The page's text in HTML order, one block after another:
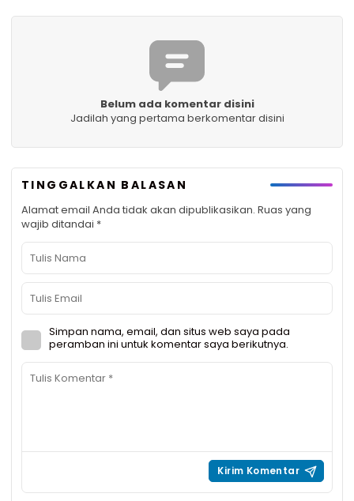
Belum ada komentar disini
Jadilah yang pertama berkomentar disini
TINGGALKAN BALASAN
Alamat email Anda tidak akan dipublikasikan. Ruas yang
wajib ditandai *
Simpan nama, email, dan situs web saya pada
peramban ini untuk komentar saya berikutnya.